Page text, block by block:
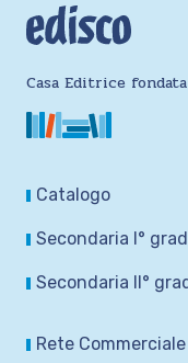
Casa Editrice
Catalogo
Secondaria I°
Secondaria II°
Rete Commerciale